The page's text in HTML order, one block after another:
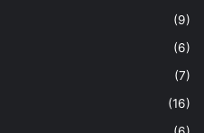
(9)
(6)
(7)
(16)